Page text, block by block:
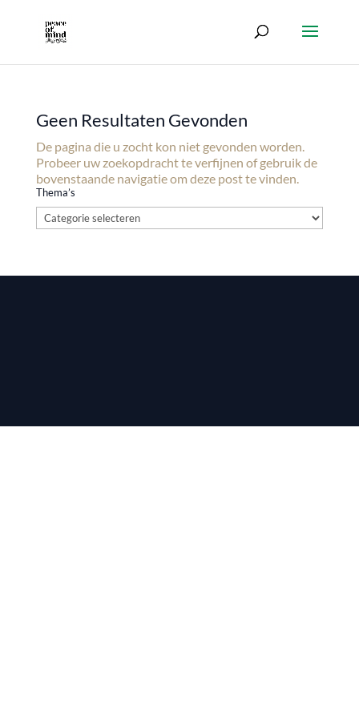
Geen Resultaten Gevonden
De pagina die u zocht kon niet gevonden worden.
Probeer uw zoekopdracht te verfijnen of gebruik de
bovenstaande navigatie om deze post te vinden.
Thema’s
Thema’s